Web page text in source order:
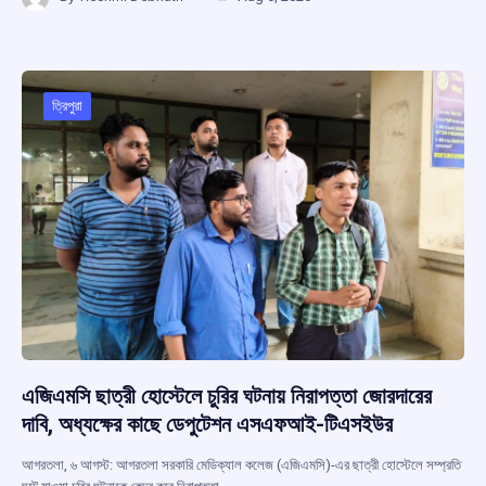
ce
o
o
k
at
A
p
p
d
s
a
m
ত্রিপুরা
এজিএমসি ছাত্রী হোস্টেলে চুরির ঘটনায় নিরাপত্তা জোরদারের
দাবি, অধ্যক্ষের কাছে ডেপুটেশন এসএফআই-টিএসইউর
আগরতলা, ৬ আগস্ট: আগরতলা সরকারি মেডিক্যাল কলেজ (এজিএমসি)-এর ছাত্রী হোস্টেলে সম্প্রতি